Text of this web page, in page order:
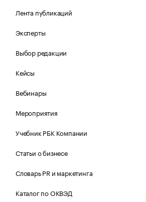
Лента публикаций
Эксперты
Выбор редакции
Кейсы
Вебинары
Мероприятия
Учебник РБК Компании
Статьи о бизнесе
Словарь PR и маркетинга
Каталог по ОКВЭД